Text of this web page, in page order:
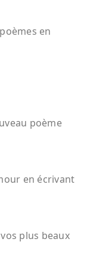
en
poème
en écrivant
plus beaux